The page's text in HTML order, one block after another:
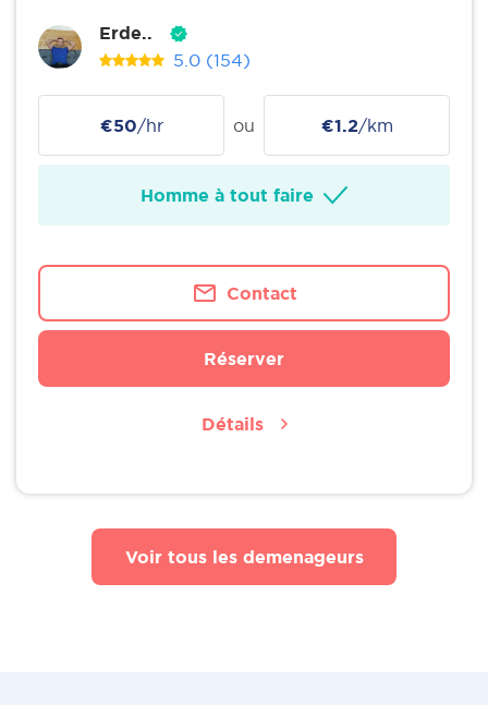
Erde..
5.0 (154)
€50/hr ou €1.2/km
Homme à tout faire
Contact
Réserver
Détails
Voir tous les demenageurs